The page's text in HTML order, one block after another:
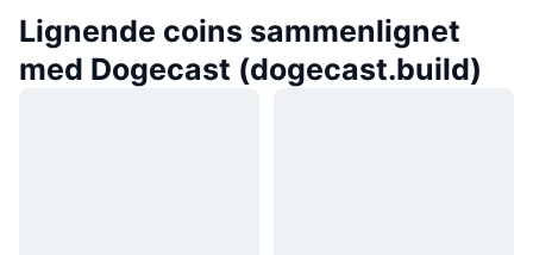
Lignende coins sammenlignet
med Dogecast (dogecast.build)